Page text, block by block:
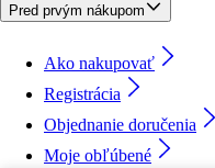
Pred prvým nákupom
Ako nakupovať
Registrácia
Objednanie doručenia
Moje obľúbené